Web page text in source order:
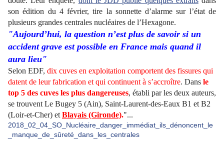
son édition du 4 février, tire la sonnette d’alarme sur l’état de
plusieurs grandes centrales nucléaires de l’Hexagone.
"Aujourd’hui, la question n’est plus de savoir si un
accident grave est possible en France mais quand il
aura lieu"
Selon EDF, dix cuves en exploitation comportent des fissures qui
datent de leur fabrication et qui continuent à s’accroître. Dans le
top 5 des cuves les plus dangereuses, établi par les deux auteurs,
se trouvent Le Bugey 5 (Ain), Saint-Laurent-des-Eaux B1 et B2
(Loir-et-Cher) et Blayais (Gironde)."...
2018_02_04_SO_Nucléaire_danger_immédiat_ils_dénoncent_le
_manque_de_sûreté_dans_les_centrales